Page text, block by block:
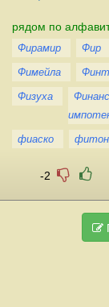
рядом по
Фирамир Фир
Фимейла
Физуха
фиаско
-2